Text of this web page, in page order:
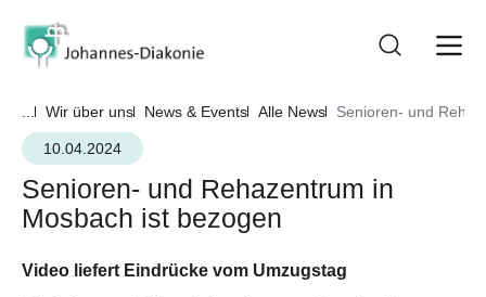
... Wir über uns News & Events Alle News
Senioren- und
10.04.2024
Senioren- und Rehazentrum in
Mosbach ist bezogen
Video liefert Eindrücke vom Umzugstag